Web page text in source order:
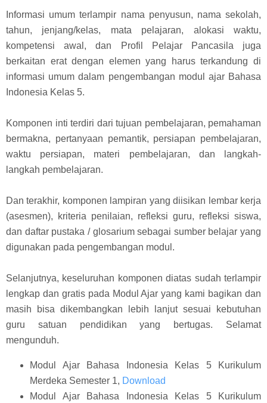
Informasi umum terlampir nama penyusun, nama sekolah,
tahun, jenjang/kelas, mata pelajaran, alokasi waktu,
kompetensi awal, dan Profil Pelajar Pancasila juga
berkaitan erat dengan elemen yang harus terkandung di
informasi umum dalam pengembangan modul ajar Bahasa
Indonesia Kelas 5.
Komponen inti terdiri dari tujuan pembelajaran, pemahaman
bermakna, pertanyaan pemantik, persiapan pembelajaran,
waktu persiapan, materi pembelajaran, dan langkah-
langkah pembelajaran.
Dan terakhir, komponen lampiran yang diisikan lembar kerja
(asesmen), kriteria penilaian, refleksi guru, refleksi siswa,
dan daftar pustaka / glosarium sebagai sumber belajar yang
digunakan pada pengembangan modul.
Selanjutnya, keseluruhan komponen diatas sudah terlampir
lengkap dan gratis pada Modul Ajar yang kami bagikan dan
masih bisa dikembangkan lebih lanjut sesuai kebutuhan
guru satuan pendidikan yang bertugas. Selamat
mengunduh.
Modul Ajar Bahasa Indonesia Kelas 5 Kurikulum
Merdeka Semester 1, Download
Modul Ajar Bahasa Indonesia Kelas 5 Kurikulum